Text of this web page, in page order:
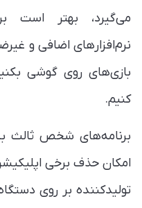
می‌گیرد، بهتر است
نرم‌افزارهای اضافی و
بازی‌های روی گوشی
کنیم.
برنامه‌های شخص ثالث
امکان حذف برخی
تولیدکننده بر روی